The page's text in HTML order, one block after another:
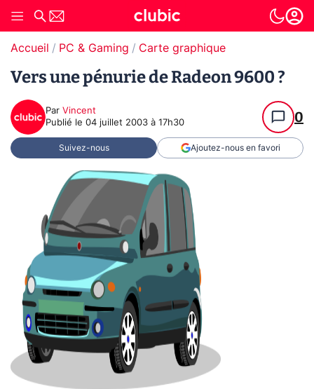
Accueil PC & Gaming Carte graphique
Vers une pénurie de Radeon 9600 ?
Par Vincent
Publié le 04 juillet 2003 à 17h30 0
Suivez-nous Ajoutez-nous en favori